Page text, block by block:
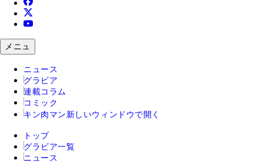
メニュ
ニュース
グラビア
連載コラム
コミック
キン肉マン 新しいウィンドウで開く
トップ
グラビア一覧
ニュース